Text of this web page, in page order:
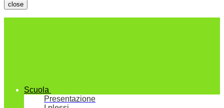
close
Scuola
Presentazione